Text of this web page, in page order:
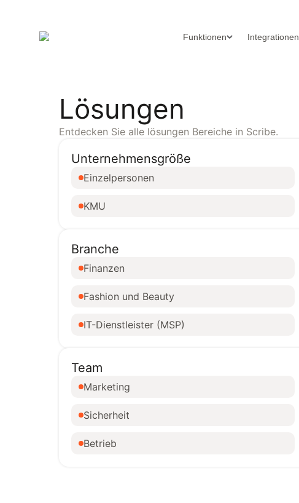
Funktionen Integrationen
Lösungen
Entdecken Sie alle lösungen Bereiche in Scribe.
Unternehmensgröße
Einzelpersonen
KMU
Branche
Finanzen
Fashion und Beauty
IT-Dienstleister (MSP)
Team
Marketing
Sicherheit
Betrieb